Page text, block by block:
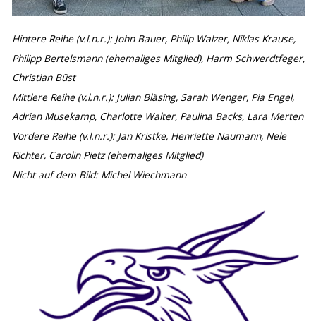
Hintere Reihe (v.l.n.r.): John Bauer, Philip Walzer, Niklas Krause,
Philipp Bertelsmann (ehemaliges Mitglied), Harm Schwerdtfeger,
Christian Büst
Mittlere Reihe (v.l.n.r.): Julian Bläsing, Sarah Wenger, Pia Engel,
Adrian Musekamp, Charlotte Walter, Paulina Backs, Lara Merten
Vordere Reihe (v.l.n.r.): Jan Kristke, Henriette Naumann, Nele
Richter, Carolin Pietz (ehemaliges Mitglied)
Nicht auf dem Bild: Michel Wiechmann